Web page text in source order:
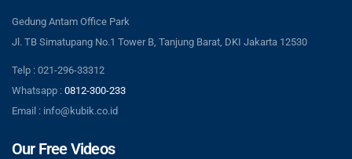
Gedung Antam Office Park
Jl. TB Simatupang No.1 Tower B, Tanjung Barat, DKI Jakarta 12530
Telp : 021-296-33312
Whatsapp : 0812-300-233
Email : info@kubik.co.id
Our Free Videos